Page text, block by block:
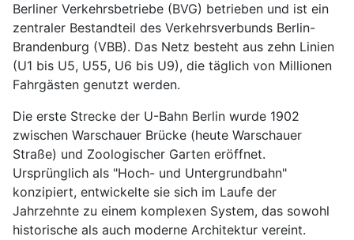
Berliner Verkehrsbetriebe (BVG) betrieben und ist ein
zentraler Bestandteil des Verkehrsverbunds Berlin-
Brandenburg (VBB). Das Netz besteht aus zehn Linien
(U1 bis U5, U55, U6 bis U9), die täglich von Millionen
Fahrgästen genutzt werden.
Die erste Strecke der U-Bahn Berlin wurde 1902
zwischen Warschauer Brücke (heute Warschauer
Straße) und Zoologischer Garten eröffnet.
Ursprünglich als "Hoch- und Untergrundbahn"
konzipiert, entwickelte sie sich im Laufe der
Jahrzehnte zu einem komplexen System, das sowohl
historische als auch moderne Architektur vereint.